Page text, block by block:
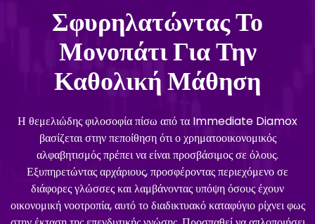
Σφυρηλατώντας Το
Μονοπάτι Για Την
Καθολική Μάθηση
Η θεμελιώδης φιλοσοφία πίσω από τα Immediate Diamox
βασίζεται στην πεποίθηση ότι ο χρηματοοικονομικός
αλφαβητισμός πρέπει να είναι προσβάσιμος σε όλους.
Εξυπηρετώντας αρχάριους, προσφέροντας περιεχόμενο σε
διάφορες γλώσσες και λαμβάνοντας υπόψη όσους έχουν
οικονομική νοοτροπία, αυτό το διαδικτυακό καταφύγιο ρίχνει φως